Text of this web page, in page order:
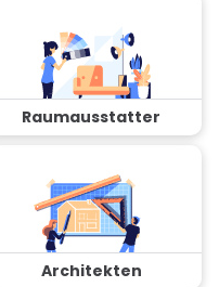
Raumausstatter
Architekten